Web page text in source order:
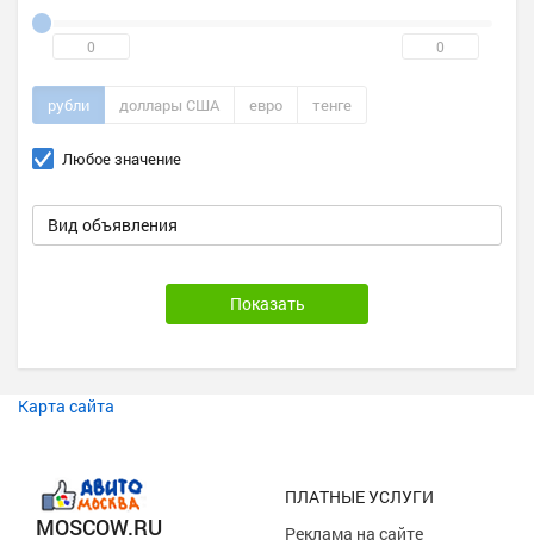
рубли доллары США евро тенге
Любое значение
Вид объявления
Карта сайта
MOSCOW.RU
ПЛАТНЫЕ УСЛУГИ
Реклама на сайте